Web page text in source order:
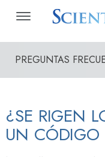
PREGUNTAS
¿SE RIGEN
UN CÓDIGO